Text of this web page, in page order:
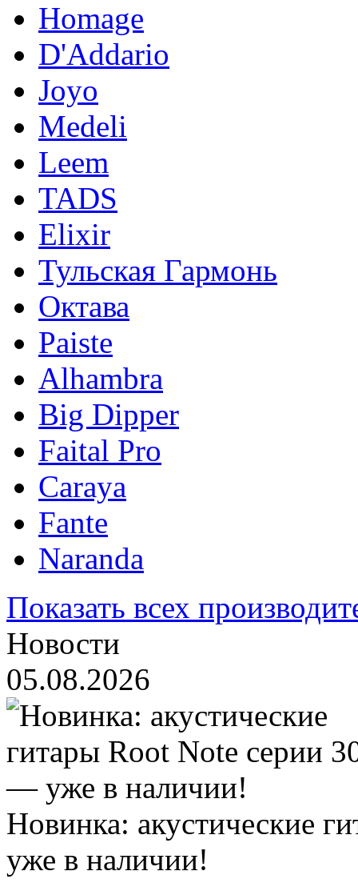
Homage
D'Addario
Joyo
Medeli
Leem
TADS
Elixir
Тульская Гармонь
Октава
Paiste
Alhambra
Big Dipper
Faital Pro
Caraya
Fante
Naranda
Показать всех
Новости
05.08.2026
Новинка: акустические
уже в наличии!